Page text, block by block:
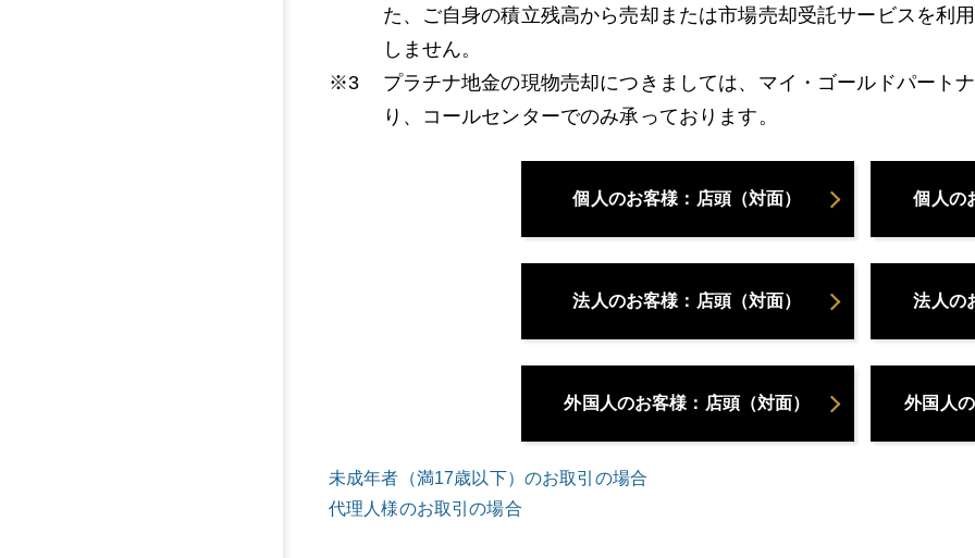
た、ご自身の積立残高から売却または市場売却受託サービスを利
しません。
プラチナ地金の現物売却につきましては、マイ・ゴールドパート
り、コールセンターでのみ承っております。
個人のお客様：店頭（対面） 個人の
法人のお客様：店頭（対面） 法人の
外国人のお客様：店頭（対面） 外国人
未成年者（満17歳以下）のお取引の場合
代理人様のお取引の場合